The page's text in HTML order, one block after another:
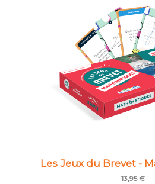
Les Jeux du Brevet -
13,95 €